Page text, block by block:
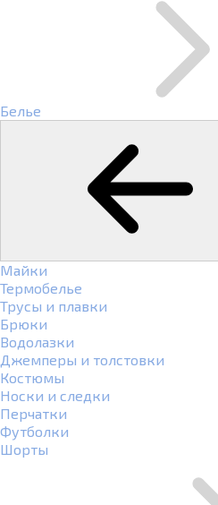
Белье
Майки
Термобелье
Трусы и плавки
Брюки
Водолазки
Джемперы и толстовки
Костюмы
Носки и следки
Перчатки
Футболки
Шорты